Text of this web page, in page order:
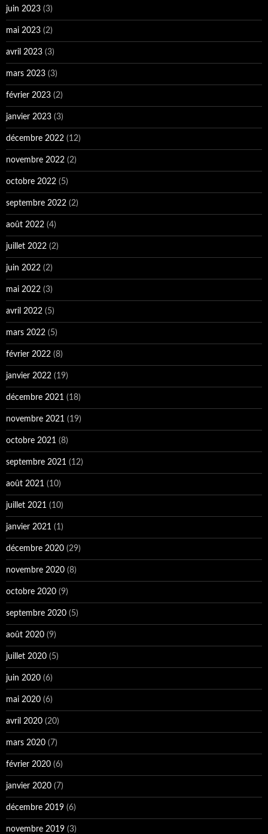
juin 2023 (3)
mai 2023 (2)
avril 2023 (3)
mars 2023 (3)
février 2023 (2)
janvier 2023 (3)
décembre 2022 (12)
novembre 2022 (2)
octobre 2022 (5)
septembre 2022 (2)
août 2022 (4)
juillet 2022 (2)
juin 2022 (2)
mai 2022 (3)
avril 2022 (5)
mars 2022 (5)
février 2022 (8)
janvier 2022 (19)
décembre 2021 (18)
novembre 2021 (19)
octobre 2021 (8)
septembre 2021 (12)
août 2021 (10)
juillet 2021 (10)
janvier 2021 (1)
décembre 2020 (29)
novembre 2020 (8)
octobre 2020 (9)
septembre 2020 (5)
août 2020 (9)
juillet 2020 (5)
juin 2020 (6)
mai 2020 (6)
avril 2020 (20)
mars 2020 (7)
février 2020 (6)
janvier 2020 (7)
décembre 2019 (6)
novembre 2019 (3)